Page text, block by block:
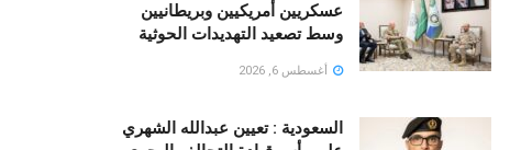
عسكريين أمريكيين وبريطانيين
وسط تصعيد التهديدات الحوثية
أغسطس 6, 2026
السعودية : تعيين عبدالله الشهري